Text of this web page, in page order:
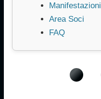
Manifestazioni
Area Soci
FAQ